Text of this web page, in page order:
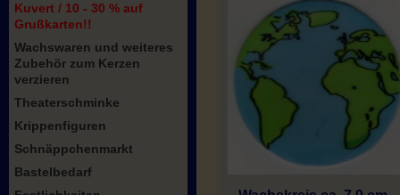
Kuvert / 10 - 30 % auf
Grußkarten!!
Wachswaren und weiteres
Zubehör zum Kerzen
verzieren
Theaterschminke
Krippenfiguren
Schnäppchenmarkt
Bastelbedarf